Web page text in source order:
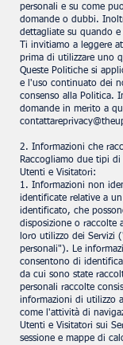
personali e su come
domande o dubbi.
dettagliate su quando
Ti invitiamo a leggere
prima di utilizzare uno
Queste Politiche si
e l'uso continuato dei
consenso alla Politica.
domande in merito a
2. Informazioni che
Raccogliamo due tipi
Utenti e Visitatori:
1. Informazioni non
identificate relative a
identificato, che
disposizione o raccolte
loro utilizzo dei Servizi
personali"). Le
consentono di
da cui sono state
personali raccolte
informazioni di utilizzo
come l'attività di
Utenti e Visitatori sui
sessione e mappe di